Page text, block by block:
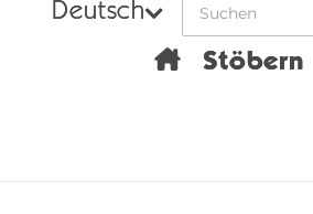
Deutsch
Home
Stöbern